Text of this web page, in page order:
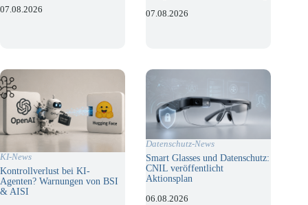
07.08.2026 07.08.2026
KI-News
Kontrollverlust bei KI-
Agenten? Warnungen von BSI
& AISI
Datenschutz-News
Smart Glasses und Datenschutz:
CNIL veröffentlicht
Aktionsplan
06.08.2026